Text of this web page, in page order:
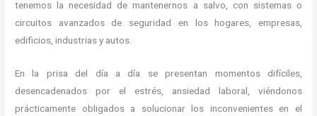
tenemos la necesidad de mantenernos a salvo, con sistemas o
circuitos avanzados de seguridad en los hogares, empresas,
edificios, industrias y autos.
En la prisa del día a día se presentan momentos difíciles,
desencadenados por el estrés, ansiedad laboral, viéndonos
prácticamente obligados a solucionar los inconvenientes en el